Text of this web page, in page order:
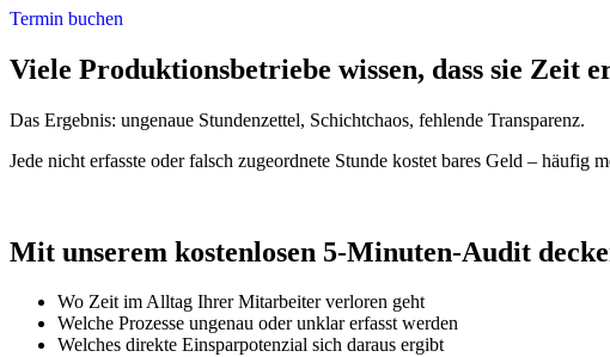
Termin buchen
Viele Produktionsbetriebe wissen, dass sie Zeit
Das Ergebnis: ungenaue Stundenzettel, Schichtchaos, fehlende Transparenz.
Jede nicht erfasste oder falsch zugeordnete Stunde kostet bares Geld – häufig
Mit unserem kostenlosen 5-Minuten-Audit
Wo Zeit im Alltag Ihrer Mitarbeiter verloren geht
Welche Prozesse ungenau oder unklar erfasst werden
Welches direkte Einsparpotenzial sich daraus ergibt